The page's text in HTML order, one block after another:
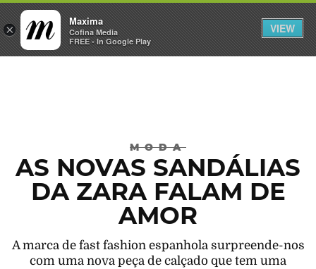
×
Maxima
Cofina Media
FREE - In Google Play
VIEW
INICIAR SESSÃO
MODA
AS NOVAS SANDÁLIAS
DA ZARA FALAM DE
AMOR
A marca de fast fashion espanhola surpreende-nos
com uma nova peça de calçado que tem uma